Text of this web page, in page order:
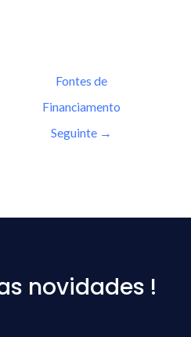
Fontes de
Financiamento
Seguinte →
novidades !